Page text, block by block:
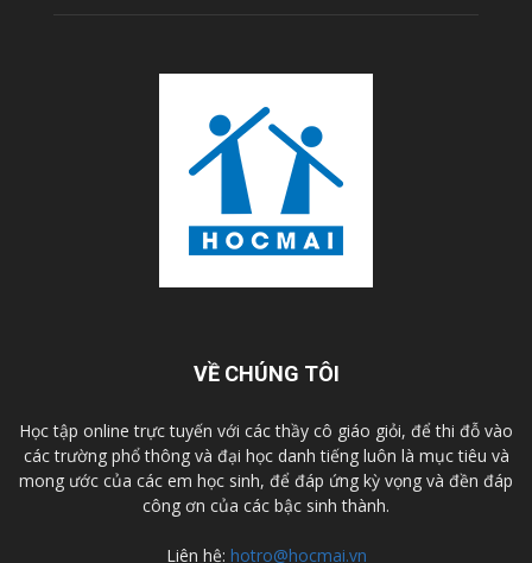
VỀ CHÚNG TÔI
Học tập online trực tuyến với các thầy cô giáo giỏi, để thi đỗ vào
các trường phổ thông và đại học danh tiếng luôn là mục tiêu và
mong ước của các em học sinh, để đáp ứng kỳ vọng và đền đáp
công ơn của các bậc sinh thành.
Liên hệ: hotro@hocmai.vn